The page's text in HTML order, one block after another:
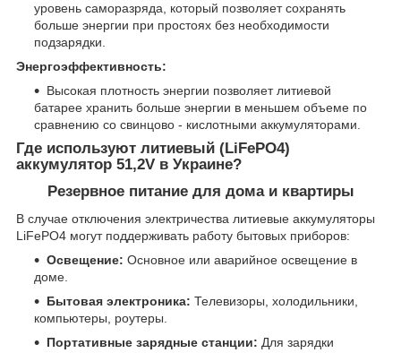
уровень саморазряда, который позволяет сохранять
больше энергии при простоях без необходимости
подзарядки.
Энергоэффективность:
Высокая плотность энергии позволяет литиевой
батарее хранить больше энергии в меньшем объеме по
сравнению со свинцово - кислотными аккумуляторами.
Где используют литиевый (LiFePO4)
аккумулятор 51,2V в Украине?
Резервное питание для дома и квартиры
В случае отключения электричества литиевые аккумуляторы
LiFePO4 могут поддерживать работу бытовых приборов:
Освещение: Основное или аварийное освещение в
доме.
Бытовая электроника: Телевизоры, холодильники,
компьютеры, роутеры.
Портативные зарядные станции: Для зарядки